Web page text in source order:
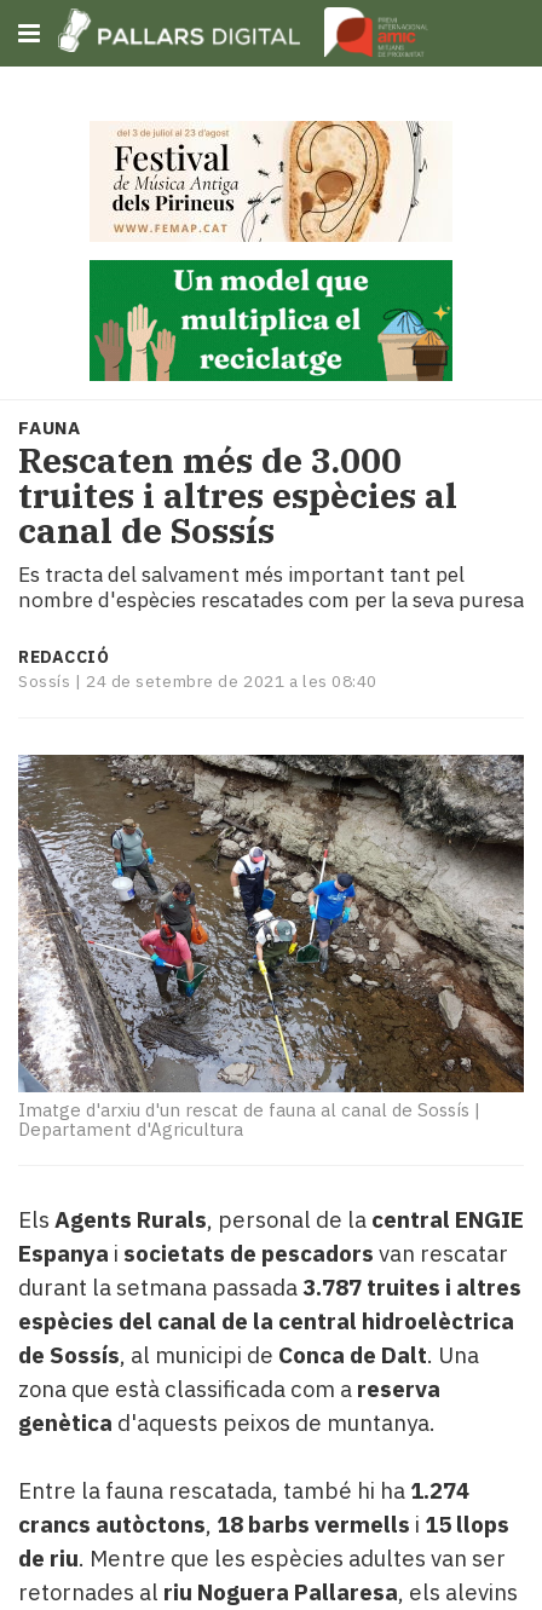
Subscriu-t'hi
Portada
Societat
Política
i
municipis
Economia
turisme
Esports
Mai
i
mitjans
El
temps
Reportatges
Entrevistes
Enquestes
A
escena!
Dis
la
teva!
Subscriptors
La
newsletter
Contingut
patrocinat
Lo
més
llegit...
Editorial
FAUNA
Rescaten més de 3.000
truites i altres espècies al
canal de Sossís
Es tracta del salvament més important tant pel
nombre d'espècies rescatades com per la seva puresa
REDACCIÓ
Sossís | 24 de setembre de 2021 a les 08:40
Imatge d'arxiu d'un rescat de fauna al canal de Sossís |
Departament d'Agricultura
Els Agents Rurals, personal de la central ENGIE
Espanya i societats de pescadors van rescatar
durant la setmana passada3.787 truites i altres
espècies del canal de la central hidroelèctrica
de Sossís, al municipi de Conca de Dalt. Una
zona que està classificada com a reserva
genètica d'aquests peixos de muntanya.
Entre la fauna rescatada, també hi ha 1.274
crancs autòctons, 18 barbs vermells i 15 llops
de riu. Mentre que les espècies adultes van ser
retornades al riu Noguera Pallaresa, els alevins